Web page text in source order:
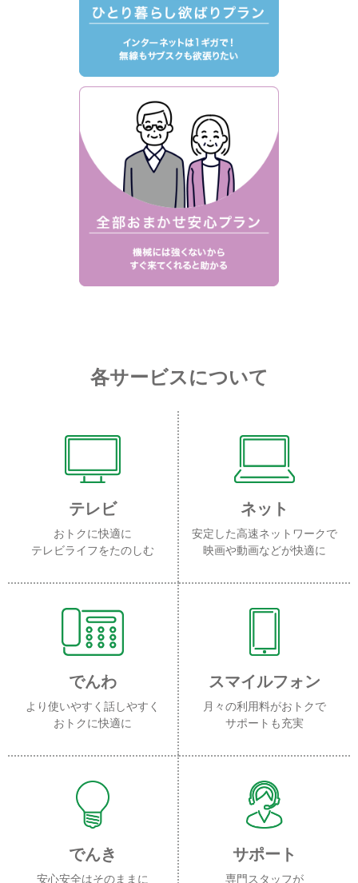
各サービスについて
テレビ
おトクに快適に
テレビライフをたのしむ
ネット
安定した高速ネットワークで
映画や動画などが快適に
でんわ
より使いやすく話しやすく
おトクに快適に
スマイルフォン
月々の利用料がおトクで
サポートも充実
でんき
安心安全はそのままに
サポート
専門スタッフが